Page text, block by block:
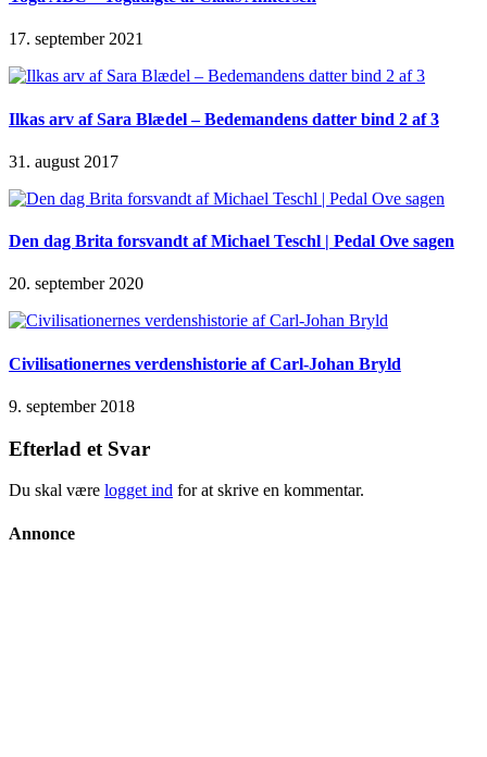
17. september 2021
Ilkas arv af Sara Blædel – Bedemandens datter bind 2 af 3
31. august 2017
Den dag Brita forsvandt af Michael Teschl | Pedal Ove sagen
20. september 2020
Civilisationernes verdenshistorie af Carl-Johan Bryld
9. september 2018
Efterlad et Svar
Du skal være logget ind for at skrive en kommentar.
Annonce